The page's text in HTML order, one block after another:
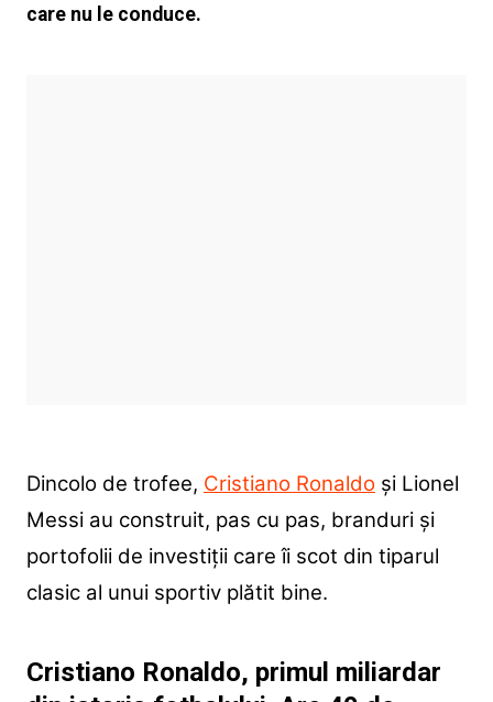
care nu le conduce.
Dincolo de trofee, Cristiano Ronaldoși Lionel
Messi au construit, pas cu pas, branduri și
portofolii de investiții care îi scot din tiparul
clasic al unui sportiv plătit bine.
Cristiano Ronaldo, primul miliardar